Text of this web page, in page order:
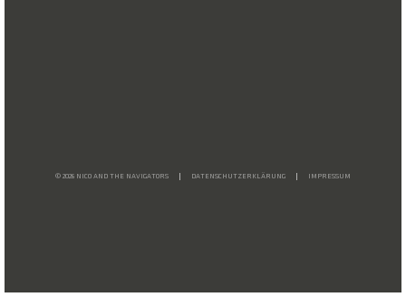
© 2026 NICO AND THE NAVIGATORS DATENSCHUTZERKLÄRUNG IMPRESSUM